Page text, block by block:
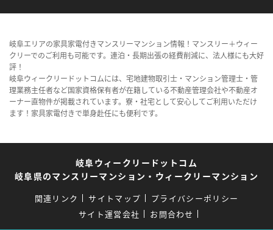
岐阜エリアの家具家電付きマンスリーマンション情報！マンスリー＋ウィー
クリーでのご利用も可能です。連泊・長期出張の経費削減に、法人様にも大好
評！
岐阜ウィークリードットコムには、宅地建物取引士・マンション管理士・管
理業務主任者など国家資格保有者が在籍している不動産管理会社や不動産オ
ーナー直物件が掲載されています。寮・社宅として安心してご利用いただけ
ます！家具家電付きで単身赴任にも便利です。
岐阜ウィークリードットコム
岐阜県のマンスリーマンション・ウィークリーマンション
関連リンク サイトマップ
プライバシーポリシー
サイト運営会社
お問合わせ